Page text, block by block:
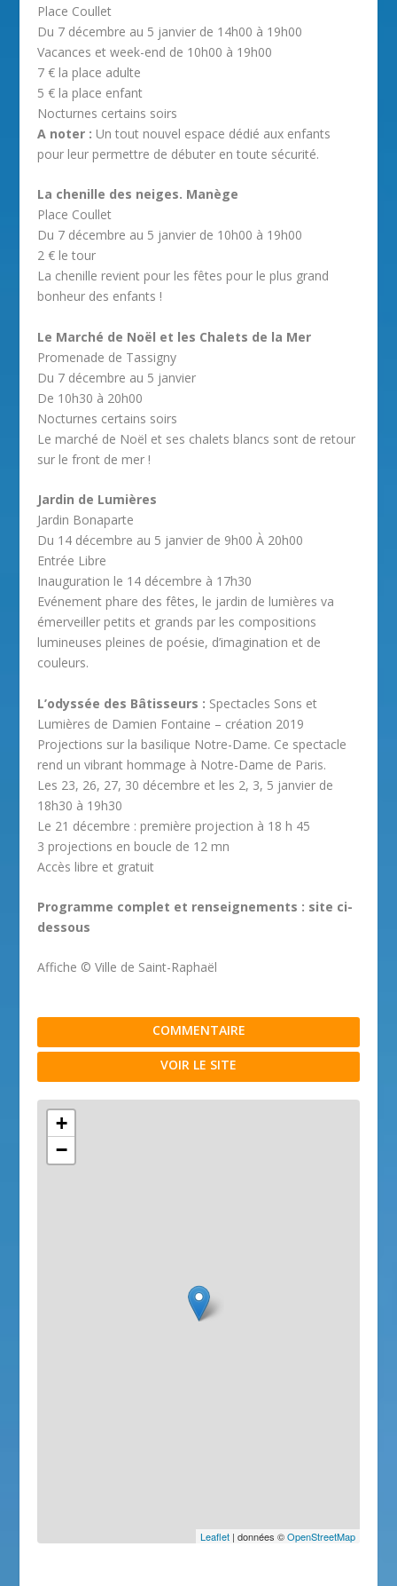
Place Coullet
Du 7 décembre au 5 janvier de 14h00 à 19h00
Vacances et week-end de 10h00 à 19h00
7 € la place adulte
5 € la place enfant
Nocturnes certains soirs
A noter : Un tout nouvel espace dédié aux enfants
pour leur permettre de débuter en toute sécurité.
La chenille des neiges. Manège
Place Coullet
Du 7 décembre au 5 janvier de 10h00 à 19h00
2 € le tour
La chenille revient pour les fêtes pour le plus grand
bonheur des enfants !
Le Marché de Noël et les Chalets de la Mer
Promenade de Tassigny
Du 7 décembre au 5 janvier
De 10h30 à 20h00
Nocturnes certains soirs
Le marché de Noël et ses chalets blancs sont de retour
sur le front de mer !
Jardin de Lumières
Jardin Bonaparte
Du 14 décembre au 5 janvier de 9h00 À 20h00
Entrée Libre
Inauguration le 14 décembre à 17h30
Evénement phare des fêtes, le jardin de lumières va
émerveiller petits et grands par les compositions
lumineuses pleines de poésie, d’imagination et de
couleurs.
L’odyssée des Bâtisseurs : Spectacles Sons et
Lumières de Damien Fontaine – création 2019
Projections sur la basilique Notre-Dame. Ce spectacle
rend un vibrant hommage à Notre-Dame de Paris.
Les 23, 26, 27, 30 décembre et les 2, 3, 5 janvier de
18h30 à 19h30
Le 21 décembre : première projection à 18 h 45
3 projections en boucle de 12 mn
Accès libre et gratuit
Programme complet et renseignements : site ci-
dessous
Affiche © Ville de Saint-Raphaël
COMMENTAIRE
VOIR LE SITE
+
−
Leaflet| données ©OpenStreetMap